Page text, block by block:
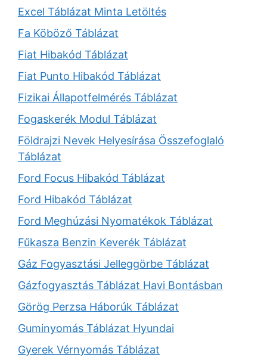
Excel Táblázat Minta Letöltés
Fa Köböző Táblázat
Fiat Hibakód Táblázat
Fiat Punto Hibakód Táblázat
Fizikai Állapotfelmérés Táblázat
Fogaskerék Modul Táblázat
Földrajzi Nevek Helyesírása Összefoglaló
Táblázat
Ford Focus Hibakód Táblázat
Ford Hibakód Táblázat
Ford Meghúzási Nyomatékok Táblázat
Fűkasza Benzin Keverék Táblázat
Gáz Fogyasztási Jelleggörbe Táblázat
Gázfogyasztás Táblázat Havi Bontásban
Görög Perzsa Háborúk Táblázat
Guminyomás Táblázat Hyundai
Gyerek Vérnyomás Táblázat